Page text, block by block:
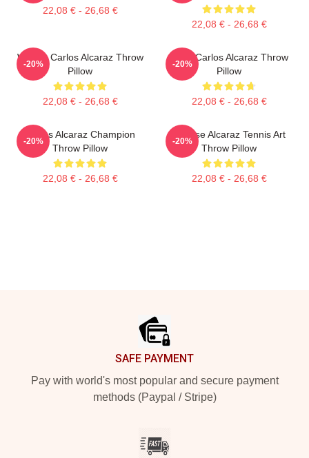
22,08 € - 26,68 €
22,08 € - 26,68 €
Who Is Carlos Alcaraz Throw
Pillow
22,08 € - 26,68 €
-20%
Tenis Carlos Alcaraz Throw
Pillow
22,08 € - 26,68 €
-20%
Carlos Alcaraz Champion
Throw Pillow
22,08 € - 26,68 €
-20%
Intense Alcaraz Tennis Art
Throw Pillow
22,08 € - 26,68 €
-20%
SAFE PAYMENT
Pay with world's most popular and secure payment
methods (Paypal / Stripe)